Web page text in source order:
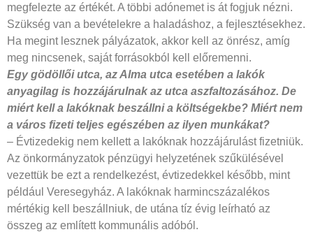
megfelezte az értékét. A többi adónemet is át fogjuk nézni.
Szükség van a bevételekre a haladáshoz, a fejlesztésekhez.
Ha megint lesznek pályázatok, akkor kell az önrész, amíg
meg nincsenek, saját forrásokból kell előremenni.
Egy gödöllői utca, az Alma utca esetében a lakók
anyagilag is hozzájárulnak az utca aszfaltozásához. De
miért kell a lakóknak beszállni a költségekbe? Miért nem
a város fizeti teljes egészében az ilyen munkákat?
– Évtizedekig nem kellett a lakóknak hozzájárulást fizetniük.
Az önkormányzatok pénzügyi helyzetének szűkülésével
vezettük be ezt a rendelkezést, évtizedekkel később, mint
például Veresegyház. A lakóknak harmincszázalékos
mértékig kell beszállniuk, de utána tíz évig leírható az
összeg az említett kommunális adóból.